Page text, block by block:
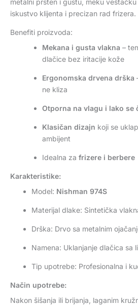
metalni prsten i gustu, meku
iskustvo klijenta i precizan rad frizera.
Benefiti proizvoda:
Mekana i gusta vlakna –
dlačice bez iritacije kože
Ergonomska drvena drška
ne kliza
Otporna na vlagu i lako se
Klasičan dizajn koji se
ambijent
Idealna za frizere i berbere
Karakteristike:
Model: Nishman 974S
Materijal dlake: Sintetička
Drška: Drvo sa metalnim
Namena: Uklanjanje dlačica sa
Tip upotrebe: Profesionalna i
Način upotrebe:
Nakon šišanja ili brijanja, laganim